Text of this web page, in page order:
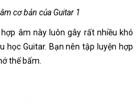
cơ bản của Guitar 1
âm này luôn gây rất nhiều khó
học Guitar. Bạn nên tập luyện hợp
thế bấm.